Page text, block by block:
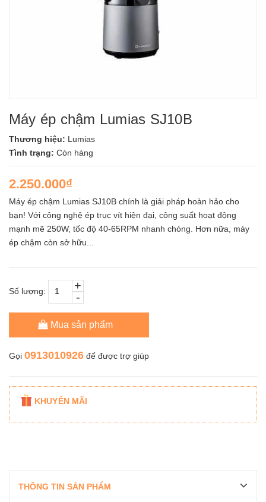
Máy ép chậm Lumias SJ10B
Thương hiệu: Lumias
Tình trạng: Còn hàng
2.250.000₫
Máy ép chậm Lumias SJ10B chính là giải pháp hoàn hảo cho
bạn! Với công nghệ ép trục vít hiện đại, công suất hoạt động
mạnh mẽ 250W, tốc độ 40-65RPM nhanh chóng. Hơn nữa, máy
ép chậm còn sở hữu...
Số lượng: -
+
Mua sản phẩm
Gọi 0913010926 để được trợ giúp
KHUYẾN MÃI
THÔNG TIN SẢN PHẨM